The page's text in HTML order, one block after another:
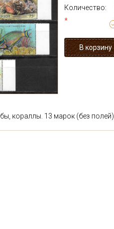
Количество:
*
кораллы. 13 марок (без полей)